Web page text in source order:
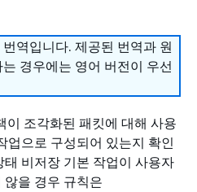
역입니다. 제공된 번역과 원
경우에는 영어 버전이 우선
이 조각화된 패킷에 대해 사용
업으로 구성되어 있는지 확인
비저장 기본 작업이 사용자
을 경우 규칙은